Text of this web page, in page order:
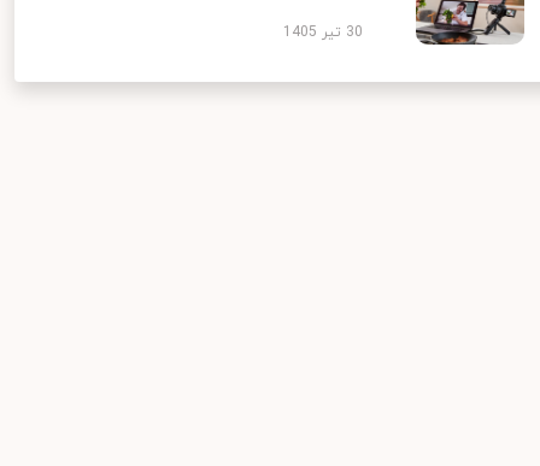
30 تیر 1405